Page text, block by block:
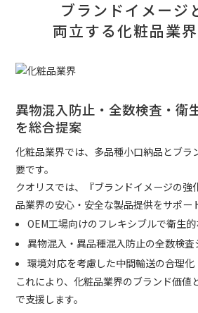
ブランドイメージ
両立する化粧品業
異物混入防止・全数検査・衛
を総合提案
化粧品業界では、多品種小口納品とブラ
要です。
クオリスでは、『ブランドイメージの強
品業界の安心・安全な製品提供をサポー
OEM工場向けのフレキシブルで衛生
異物混入・異品種混入防止の全数検査
環境対応を考慮した中間輸送の合理化
これにより、化粧品業界のブランド価値
で支援します。